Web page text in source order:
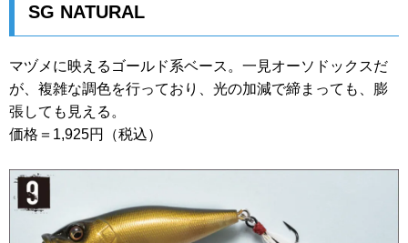
SG NATURAL
マヅメに映えるゴールド系ベース。一見オーソドックスだ
が、複雑な調色を行っており、光の加減で締まっても、膨
張しても見える。
価格＝1,925円（税込）